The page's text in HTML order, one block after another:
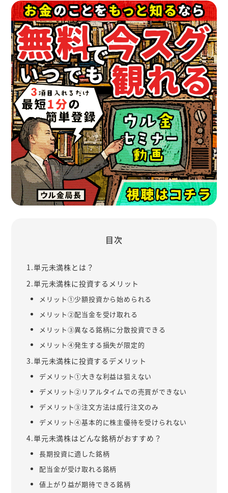
目次
1.単元未満株とは？
2.単元未満株に投資するメリット
メリット①少額投資から始められる
メリット②配当金を受け取れる
メリット③異なる銘柄に分散投資できる
メリット④発生する損失が限定的
3.単元未満株に投資するデメリット
デメリット①大きな利益は狙えない
デメリット②リアルタイムでの売買ができない
デメリット③注文方法は成行注文のみ
デメリット④基本的に株主優待を受けられない
4.単元未満株はどんな銘柄がおすすめ？
長期投資に適した銘柄
配当金が受け取れる銘柄
値上がり益が期待できる銘柄